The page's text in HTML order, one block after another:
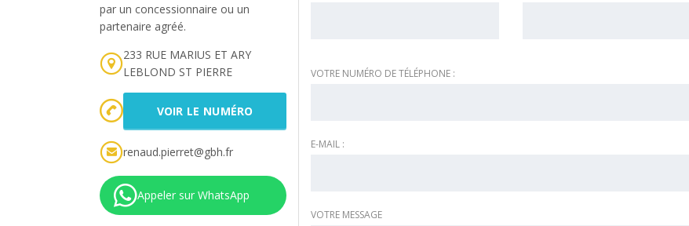
par un concessionnaire ou un
partenaire agréé.
233 RUE MARIUS ET ARY
LEBLOND ST PIERRE
VOIR LE NUMÉRO
renaud.pierret@gbh.fr
Appeler sur WhatsApp
VOTRE NUMÉRO DE TÉLÉPHONE :
E-MAIL :
VOTRE MESSAGE